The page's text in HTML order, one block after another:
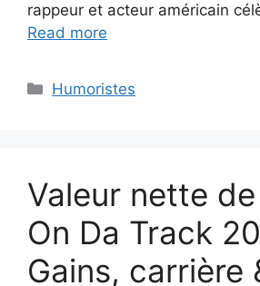
rappeur et acteur américain
Read more
Categories
Humoristes
Valeur nette
On Da Track
Gains, carrière